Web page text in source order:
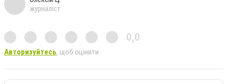
журналіст
0,0
Авторизуйтесь, щоб оцінити